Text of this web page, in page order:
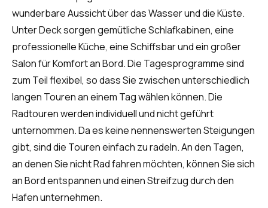
wunderbare Aussicht über das Wasser und die Küste.
Unter Deck sorgen gemütliche Schlafkabinen, eine
professionelle Küche, eine Schiffsbar und ein großer
Salon für Komfort an Bord. Die Tagesprogramme sind
zum Teil flexibel, so dass Sie zwischen unterschiedlich
langen Touren an einem Tag wählen können. Die
Radtouren werden individuell und nicht geführt
unternommen. Da es keine nennenswerten Steigungen
gibt, sind die Touren einfach zu radeln. An den Tagen,
an denen Sie nicht Rad fahren möchten, können Sie sich
an Bord entspannen und einen Streifzug durch den
Hafen unternehmen.